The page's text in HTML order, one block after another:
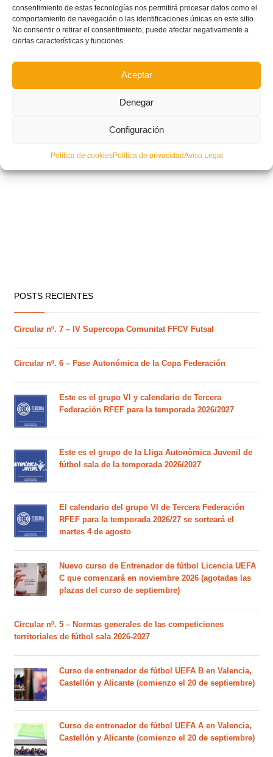
consentimiento de estas tecnologías nos permitirá procesar datos como el
comportamiento de navegación o las identificaciones únicas en este sitio.
No consentir o retirar el consentimiento, puede afectar negativamente a
ciertas características y funciones.
Aceptar
Denegar
Configuración
Política de cookiesPolítica de privacidadAviso Legal
POSTS RECIENTES
Circular nº. 7 – IV Supercopa Comunitat FFCV Futsal
Circular nº. 6 – Fase Autonómica de la Copa Federación
Este es el grupo VI y calendario de Tercera
Federación RFEF para la temporada 2026/2027
Este es el grupo de la Lliga Autonòmica Juvenil de
fútbol sala de la temporada 2026/2027
El calendario del grupo VI de Tercera Federación
RFEF para la temporada 2026/27 se sorteará el
martes 4 de agosto
Nuevo curso de Entrenador de fútbol Licencia UEFA
C que comenzará en noviembre 2026 (agotadas las
plazas del curso de septiembre)
Circular nº. 5 – Normas generales de las competiciones
territoriales de fútbol sala 2026-2027
Curso de entrenador de fútbol UEFA B en Valencia,
Castellón y Alicante (comienzo el 20 de septiembre)
Curso de entrenador de fútbol UEFA A en Valencia,
Castellón y Alicante (comienzo el 20 de septiembre)